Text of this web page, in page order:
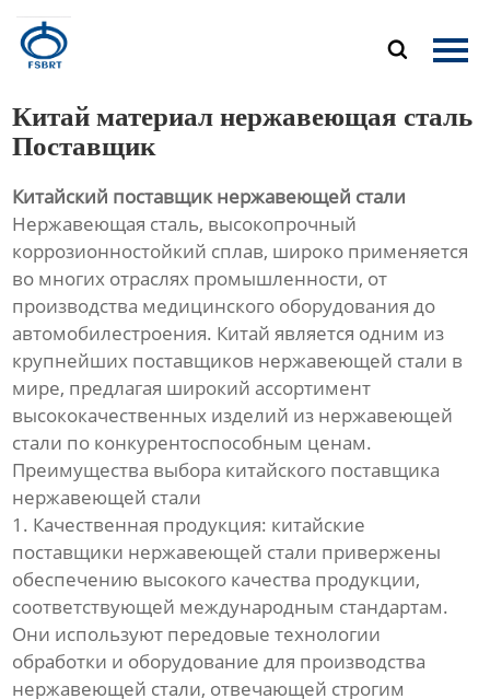

Главная
Новости
Контакты
Китай материал нержавеющая сталь
Поставщик
Китайский поставщик нержавеющей стали
Нержавеющая сталь, высокопрочный
коррозионностойкий сплав, широко применяется
во многих отраслях промышленности, от
производства медицинского оборудования до
автомобилестроения. Китай является одним из
крупнейших поставщиков нержавеющей стали в
мире, предлагая широкий ассортимент
высококачественных изделий из нержавеющей
стали по конкурентоспособным ценам.
Преимущества выбора китайского поставщика
нержавеющей стали
1. Качественная продукция: китайские
поставщики нержавеющей стали привержены
обеспечению высокого качества продукции,
соответствующей международным стандартам.
Они используют передовые технологии
обработки и оборудование для производства
нержавеющей стали, отвечающей строгим